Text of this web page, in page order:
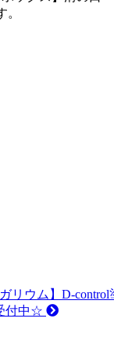
リウム】D-control
付中☆